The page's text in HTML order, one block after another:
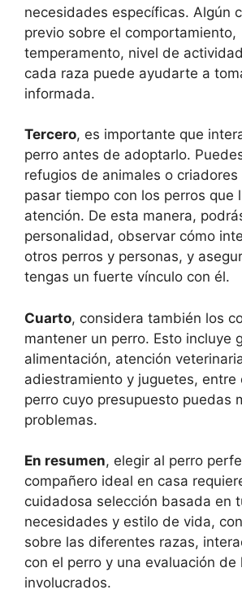
necesidades específicas. Algún
previo sobre el comportamiento,
temperamento, nivel de
cada raza puede ayudarte a
informada.
Tercero, es importante que
perro antes de adoptarlo.
refugios de animales o criadores
pasar tiempo con los perros que
atención. De esta manera,
personalidad, observar cómo
otros perros y personas, y
tengas un fuerte vínculo con él.
Cuarto, considera también los
mantener un perro. Esto incluye
alimentación, atención
adiestramiento y juguetes, entre
perro cuyo presupuesto puedas
problemas.
En resumen, elegir al perro
compañero ideal en casa
cuidadosa selección basada en
necesidades y estilo de vida,
sobre las diferentes razas,
con el perro y una evaluación de
involucrados.